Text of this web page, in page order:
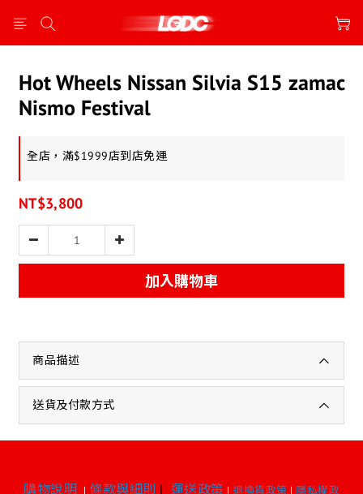
Hot Wheels Nissan Silvia S15 zamac
Nismo Festival
全店，滿$1999店到店免運
NT$3,800
加入購物車
商品描述
送貨及付款方式
購物說明 | 條款與細則 | 運送政策 | 退換貨政策 | 隱私權政